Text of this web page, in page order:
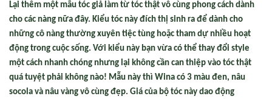
Lại thêm một mẫu tóc giả làm từ tóc thật vô cùng phong cách dành
cho các nàng nữa đây. Kiểu tóc này đích thị sinh ra để dành cho
những cô nàng thường xuyên tiệc tùng hoặc tham dự nhiều hoạt
động trong cuộc sống. Với kiểu này bạn vừa có thể thay đổi style
một cách nhanh chóng nhưng lại không cần can thiệp vào tóc thật
quá tuyệt phải không nào! Mẫu này thì Wina có 3 màu đen, nâu
socola và nâu vàng vô cùng đẹp. Giá của bộ tóc này dao động